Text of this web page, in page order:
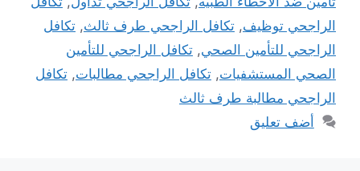
الراجحي توظيف, تكافل الراجحي طرف ثالث, تكافل
الراجحي للتأمين الصحي, تكافل الراجحي للتأمين
الصحي المستشفيات, تكافل الراجحي مطالبات, تكافل
الراجحي مطالبة طرف ثالث
أضف تعليق